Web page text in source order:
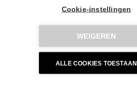
Cookie-instellingen
WEIGEREN
ALLE COOKIES TOESTAAN